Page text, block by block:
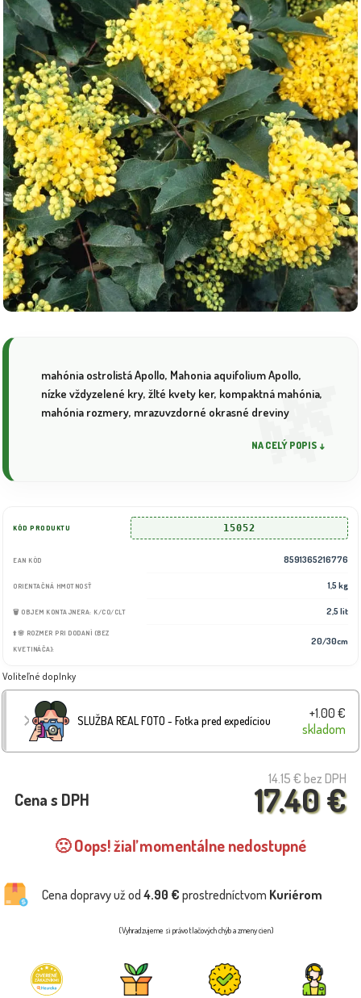
mahónia ostrolistá Apollo, Mahonia aquifolium Apollo,
nízke vždyzelené kry, žlté kvety ker, kompaktná mahónia,
mahónia rozmery, mrazuvzdorné okrasné dreviny
NA CELÝ POPIS ↓
KÓD PRODUKTU 15052
EAN KÓD 8591365216776
ORIENTAČNÁ HMOTNOSŤ 1,5 kg
🗑️ OBJEM KONTAJNERA: K/CO/CLT 2,5 lit
⬆️🌸 ROZMER PRI DODANÍ (BEZ
KVETINÁČA):
20/30cm
Voliteľné doplnky
SLUŽBA REAL FOTO - Fotka pred expedíciou
+1.00 €
skladom
14.15 € bez DPH
17.40 €
Cena s DPH
🙁 Oops! žiaľ momentálne nedostupné
Cena dopravy už od 4.90 € prostredníctvom Kuriérom
(Vyhradzujeme si právo tlačových chýb a zmeny cien)